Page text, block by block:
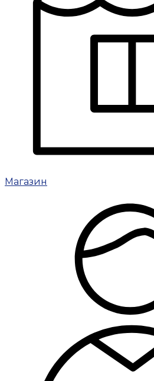
Магазин